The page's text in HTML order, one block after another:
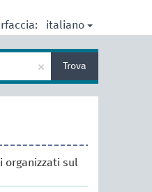
italiano
× Trova
sul